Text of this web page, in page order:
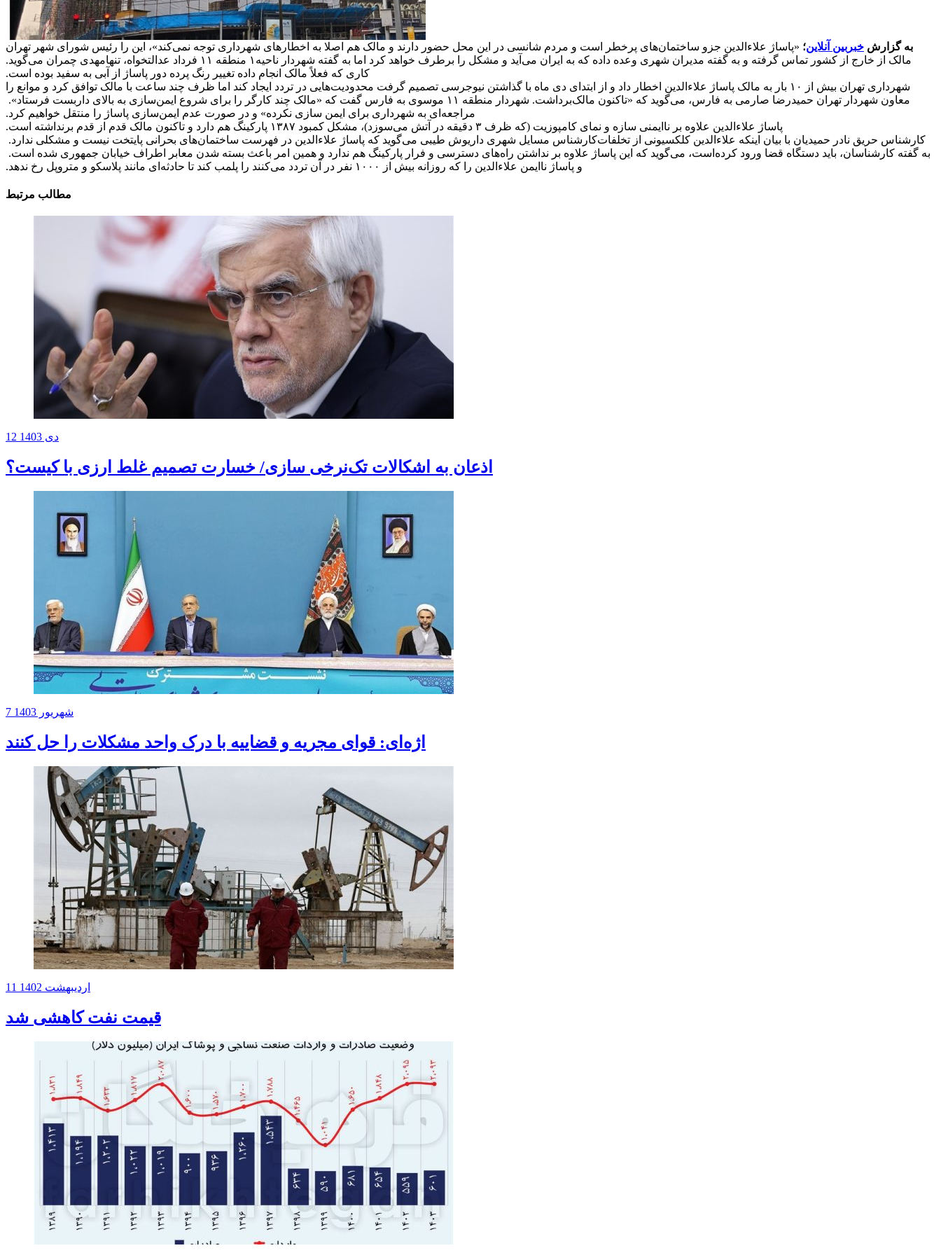
به گزارش خبربین آنلاین؛ «پاساژ علاءالدین جزو ساختمان‌های پرخطر است و مردم شانسی در این محل حضور دارند و مالک هم اصلا به اخطارهای شهرداری توجه نمی‌کند»، این را رئیس شورای شهر تهران
مهدی چمران می‌گوید.مالک از خارج از کشور تماس گرفته و به گفته مدیران شهری وعده داده که به ایران می‌آید و مشکل را برطرف خواهد کرد اما به گفته شهردار ناحیه۱ منطقه ۱۱ فرداد عدالتخواه، تنها
کاری که فعلاً مالک انجام داده تغییر رنگ پرده دور پاساژ از آبی به سفید بوده است.
شهرداری تهران بیش از ۱۰ بار به مالک پاساژ علاءالدین اخطار داد و از ابتدای دی ماه با گذاشتن نیوجرسی تصمیم گرفت محدودیت‌هایی در تردد ایجاد کند اما ظرف چند ساعت با مالک توافق کرد و موانع را
برداشت. شهردار منطقه ۱۱ موسوی به فارس گفت که «مالک چند کارگر را برای شروع ایمن‌سازی به بالای داربست فرستاد».معاون شهردار تهران حمیدرضا صارمی به فارس، می‌گوید که «تاکنون مالک
مراجعه‌ای به شهرداری برای ایمن سازی نکرده» و در صورت عدم ایمن‌سازی پاساژ را منتقل خواهیم کرد.
پاساژ علاءالدین علاوه بر ناایمنی سازه و نمای کامپوزیت (که ظرف ۳ دقیقه در آتش می‌سوزد)، مشکل کمبود ۱۳۸۷ پارکینگ هم دارد و تاکنون مالک قدم از قدم برنداشته است.
کارشناس مسایل شهری داریوش طیبی می‌گوید که پاساژ علاءالدین در فهرست ساختمان‌های بحرانی پایتخت نیست و مشکلی ندارد.کارشناس حریق نادر حمیدیان با بیان اینکه علاءالدین کلکسیونی از تخلفات
است، می‌گوید که این پاساژ علاوه بر نداشتن راه‌های دسترسی و فرار پارکینگ هم ندارد و همین امر باعث بسته شدن معابر اطراف خیابان جمهوری شده است. به گفته کارشناسان، باید دستگاه قضا ورود کرده
و پاساژ ناایمن علاءالدین را که روزانه بیش از ۱۰۰۰ نفر در آن تردد می‌کنند را پلمب کند تا حادثه‌ای مانند پلاسکو و متروپل رخ ندهد.
مطالب مرتبط
12 دی 1403
اذعان به اشکالات تک‌نرخی سازی/ خسارت تصمیم‌ غلط ارزی با کیست؟
7 شهریور 1403
اژه‌ای: قوای مجریه و قضاییه با درک واحد مشکلات را حل کنند
11 اردیبهشت 1402
قیمت نفت کاهشی شد